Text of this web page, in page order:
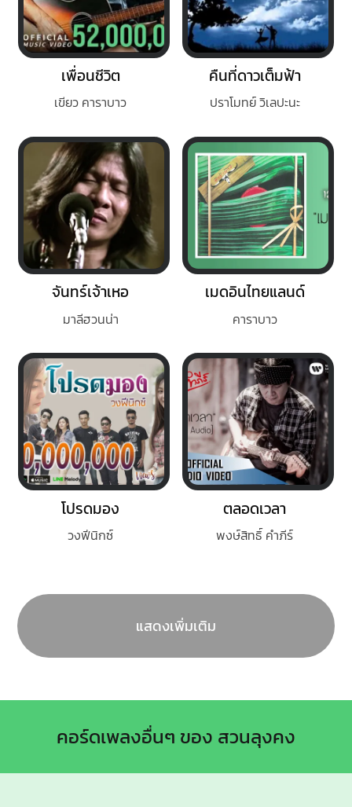
เพื่อนชีวิต
เขียว คาราบาว
คืนที่ดาวเต็มฟ้า
ปราโมทย์ วิเลปะนะ
จันทร์เจ้าเหอ
มาลีฮวนน่า
เมดอินไทยแลนด์
คาราบาว
โปรดมอง
วงฟีนิกซ์
ตลอดเวลา
พงษ์สิทธิ์ คำภีร์
แสดงเพิ่มเติม
คอร์ดเพลงอื่นๆ ของ สวนลุงคง